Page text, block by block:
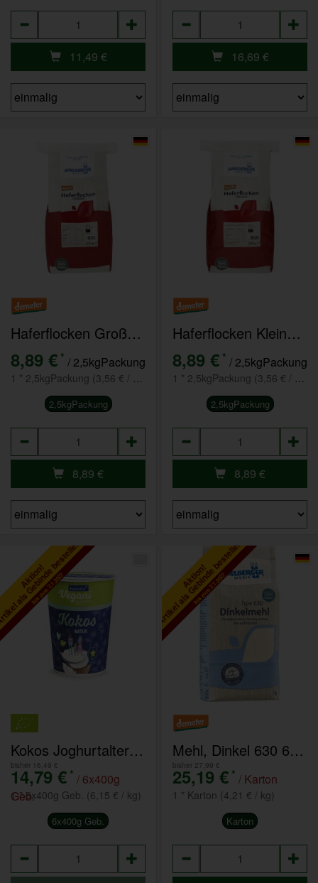
11,49 € 16,69 €
Haferflocken Großblatt 2,5kg
8,89 € * / 2,5kgPackung
2,5kgPackung
8,89 €
Haferflocken Kleinblatt 2,5kg
8,89 € * / 2,5kgPackung
2,5kgPackung
8,89 €
Aktion!
Gebinde bestellen
bis zum 2.1.2027
Kokos Joghurtalternative 6x400g
bisher 16,49 €
14,79 € * / 6x400g
Geb.
1 * 6x400g Geb. (6,15 € / kg)
6x400g Geb.
Aktion!
Artikel als Gebinde bestellen
bis zum 2.1.2027
Mehl, Dinkel 630 6x1kg
bisher 27,99 €
25,19 € * / Karton
1 * Karton (4,21 € / kg)
Karton